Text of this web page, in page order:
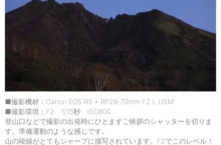
■撮影機材：Canon EOS R5 + RF28-70mm F2 L USM
■撮影環境：F2 1/15秒 ISO800
登山口などで撮影の出発時にひとまずご挨拶のシャッターを切りま
す。準備運動のような感じです。
山の稜線がとてもシャープに描写されています。F2でこのレベル！